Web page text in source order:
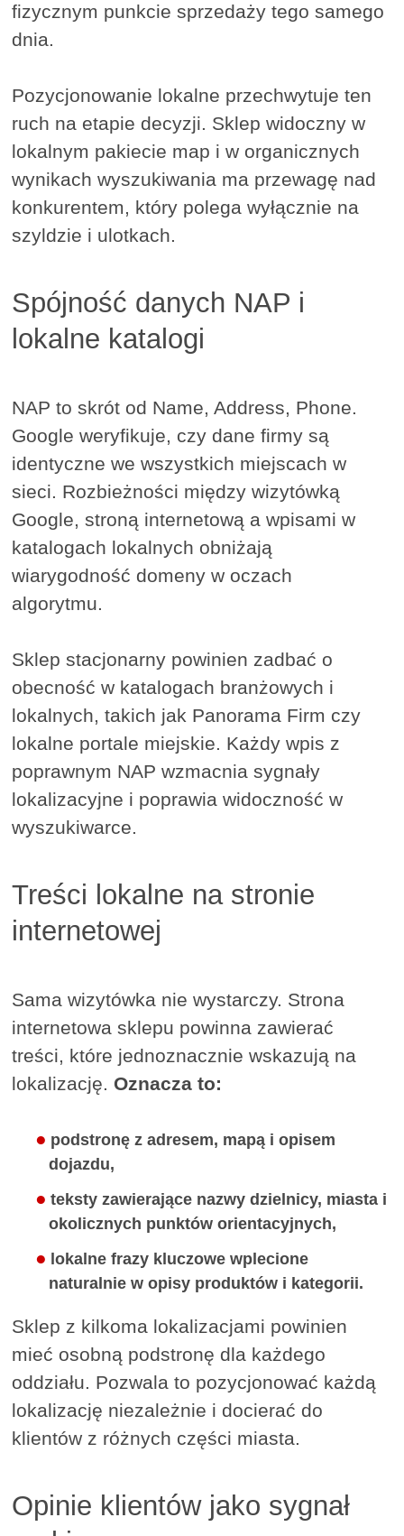
fizycznym punkcie sprzedaży tego samego
dnia.
Pozycjonowanie lokalne przechwytuje ten
ruch na etapie decyzji. Sklep widoczny w
lokalnym pakiecie map i w organicznych
wynikach wyszukiwania ma przewagę nad
konkurentem, który polega wyłącznie na
szyldzie i ulotkach.
Spójność danych NAP i
lokalne katalogi
NAP to skrót od Name, Address, Phone.
Google weryfikuje, czy dane firmy są
identyczne we wszystkich miejscach w
sieci. Rozbieżności między wizytówką
Google, stroną internetową a wpisami w
katalogach lokalnych obniżają
wiarygodność domeny w oczach
algorytmu.
Sklep stacjonarny powinien zadbać o
obecność w katalogach branżowych i
lokalnych, takich jak Panorama Firm czy
lokalne portale miejskie. Każdy wpis z
poprawnym NAP wzmacnia sygnały
lokalizacyjne i poprawia widoczność w
wyszukiwarce.
Treści lokalne na stronie
internetowej
Sama wizytówka nie wystarczy. Strona
internetowa sklepu powinna zawierać
treści, które jednoznacznie wskazują na
lokalizację. Oznacza to:
podstronę z adresem, mapą i opisem
dojazdu,
teksty zawierające nazwy dzielnicy, miasta i
okolicznych punktów orientacyjnych,
lokalne frazy kluczowe wplecione
naturalnie w opisy produktów i kategorii.
Sklep z kilkoma lokalizacjami powinien
mieć osobną podstronę dla każdego
oddziału. Pozwala to pozycjonować każdą
lokalizację niezależnie i docierać do
klientów z różnych części miasta.
Opinie klientów jako sygnał